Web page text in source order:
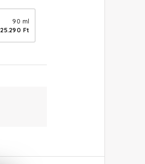
90 ml
25.290 Ft